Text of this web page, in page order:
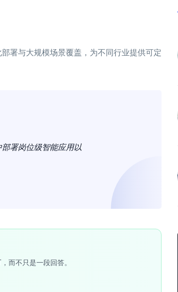
署与大规模场景覆盖，为不同行业提供可定
署岗位级智能应用以
而不只是一段回答。